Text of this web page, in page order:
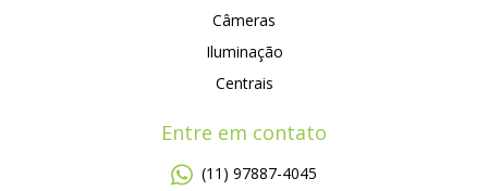
Câmeras
Iluminação
Centrais
Entre em contato
(11) 97887-4045